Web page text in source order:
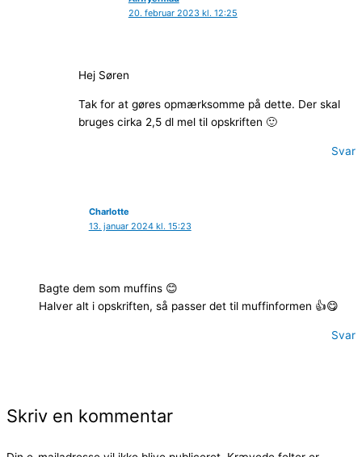
20. februar 2023 kl. 12:25
Hej Søren
Tak for at gøres opmærksomme på dette. Der skal
bruges cirka 2,5 dl mel til opskriften 🙂
Svar
Charlotte
13. januar 2024 kl. 15:23
Bagte dem som muffins 😊
Halver alt i opskriften, så passer det til muffinformen 👍😋
Svar
Skriv en kommentar